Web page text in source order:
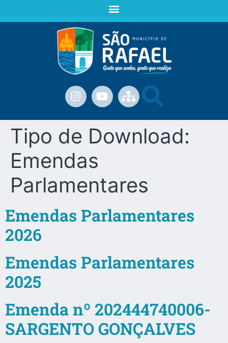
Tipo de Download:
Emendas
Parlamentares
Emendas Parlamentares
2026
Emendas Parlamentares
2025
Emenda nº 202444740006-
SARGENTO GONÇALVES